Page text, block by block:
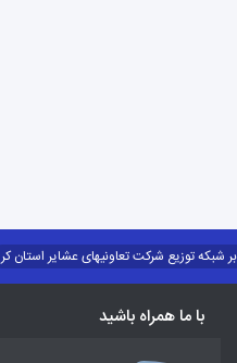
شبکه توزیع شرکت تعاونیهای عشایر استان کر
با ما همراه باشید